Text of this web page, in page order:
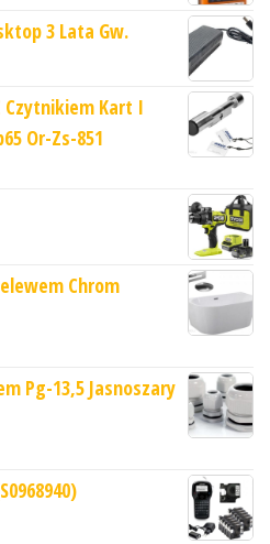
3 Lata Gw.
Czytnikiem Kart I
Or-Zs-851
Chrom
Pg-13,5 Jasnoszary